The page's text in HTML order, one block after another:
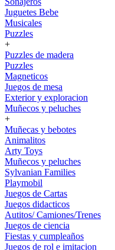
Juguetes Bebe
Musicales
Puzzles
+
Puzzles de madera
Puzzles
Magneticos
Juegos de mesa
Exterior y exploracion
Muñecos y peluches
+
Muñecas y bebotes
Animalitos
Arty Toys
Muñecos y peluches
Sylvanian Families
Playmobil
Juegos de Cartas
Juegos didacticos
Autitos/ Camiones/Trenes
Juegos de ciencia
Fiestas y cumpleaños
Juegos de rol e imitacion